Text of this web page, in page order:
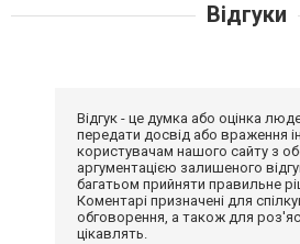
Відгуки
Відгук - це думка або оцінка
передати досвід або враження
користувачам нашого сайту з
аргументацією залишеного
багатьом прийняти правильне
Коментарі призначені для
обговорення, а також для
цікавлять.